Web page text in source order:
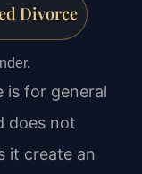
Divorce
is for general
does not
it create an